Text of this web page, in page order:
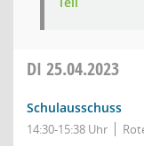
DI 25.04.2023
Schulausschuss
14:30-15:38 Uhr